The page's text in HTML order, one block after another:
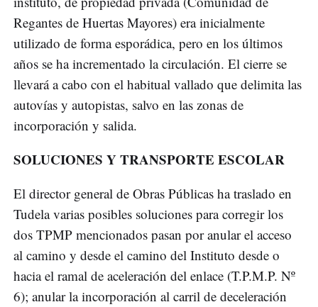
Regantes de Huertas Mayores) era inicialmente
utilizado de forma esporádica, pero en los últimos
años se ha incrementado la circulación. El cierre se
llevará a cabo con el habitual vallado que delimita las
autovías y autopistas, salvo en las zonas de
incorporación y salida.
SOLUCIONES Y TRANSPORTE ESCOLAR
El director general de Obras Públicas ha traslado en
Tudela varias posibles soluciones para corregir los
dos TPMP mencionados pasan por anular el acceso
al camino y desde el camino del Instituto desde o
hacia el ramal de aceleración del enlace (T.P.M.P. Nº
6); anular la incorporación al carril de deceleración